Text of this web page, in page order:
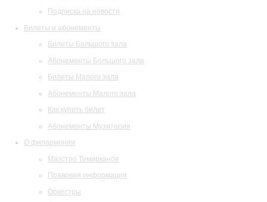
Подписка на новости
Билеты и абонементы
Билеты Большого зала
Абонементы Большого зала
Билеты Малого зала
Абонементы Малого зала
Как купить билет
Абонементы Музитория
О филармонии
Маэстро Темирканов
Правовая информация
Оркестры